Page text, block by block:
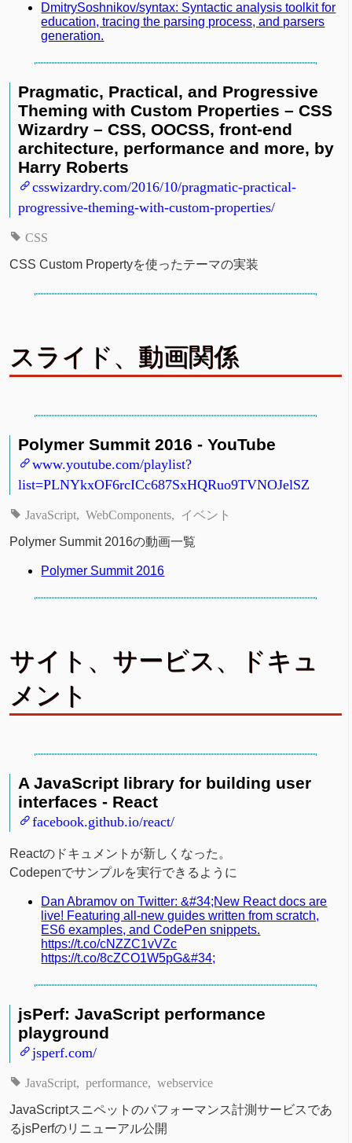
DmitrySoshnikov/syntax: Syntactic analysis toolkit for
education, tracing the parsing process, and parsers
generation.
Pragmatic, Practical, and Progressive
Theming with Custom Properties – CSS
Wizardry – CSS, OOCSS, front-end
architecture, performance and more, by
Harry Roberts
csswizardry.com/2016/10/pragmatic-practical-
progressive-theming-with-custom-properties/
CSS
CSS Custom Propertyを使ったテーマの実装
スライド、動画関係
Polymer Summit 2016 - YouTube
www.youtube.com/playlist?
list=PLNYkxOF6rcICc687SxHQRuo9TVNOJelSZ
JavaScript WebComponents イベント
Polymer Summit 2016の動画一覧
Polymer Summit 2016
サイト、サービス、ドキュ
メント
A JavaScript library for building user
interfaces - React
facebook.github.io/react/
Reactのドキュメントが新しくなった。
Codepenでサンプルを実行できるように
Dan Abramov on Twitter: &#34;New React docs are
live! Featuring all-new guides written from scratch,
ES6 examples, and CodePen snippets.
https://t.co/cNZZC1vVZc
https://t.co/8cZCO1W5pG&#34;
jsPerf: JavaScript performance
playground
jsperf.com/
JavaScript performance webservice
JavaScriptスニペットのパフォーマンス計測サービスであ
るjsPerfのリニューアル公開